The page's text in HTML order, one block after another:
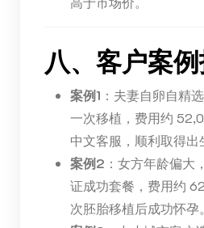
八、客户案
案例1 ：夫妻自卵自精
一次移植，费用约
中文客服，顺利取得出
案例2 ：女方年龄偏大
证成功套餐，费用约
次胚胎移植后成功怀孕。